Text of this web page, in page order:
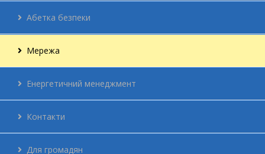
Абетка безпеки
Мережа
Енергетичний менеджмент
Контакти
Для громадян